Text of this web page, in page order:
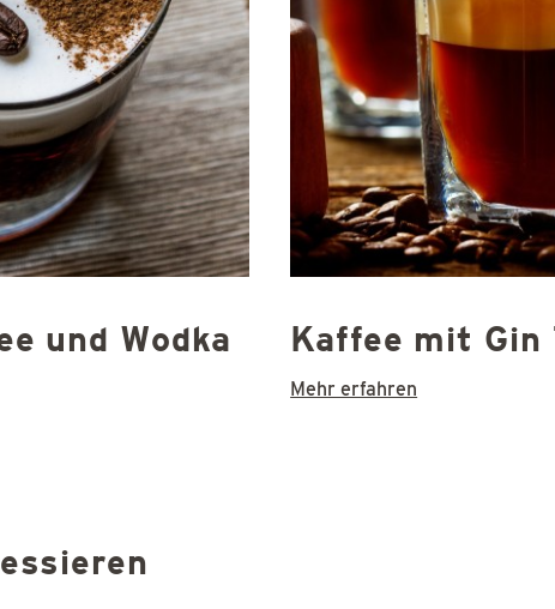
und Wodka Kaffee mit Gin
Mehr erfahren